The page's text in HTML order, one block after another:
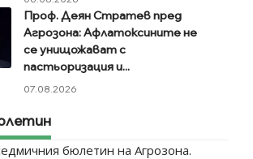
Проф. Деян Стратев пред
Агрозона: Афлатоксините не
се унищожават с
пастьоризация и...
07.08.2026
бюлетин на Агрозона.